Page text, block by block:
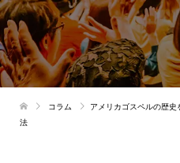
コラム
アメリカゴスペルの歴
法